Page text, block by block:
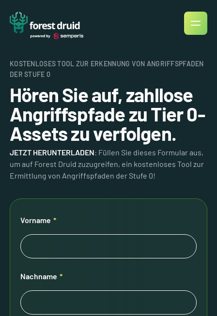
KOSTENLOSES TOOL ZUR ERKENNUNG VON ANGRIFFSPFADEN
DER STUFE 0
Hören Sie auf, zahllose
Angriffspfade zu Tier 0-
Assets zu verfolgen.
JETZT HERUNTERLADEN: Füllen Sie dieses Formular aus,
um auf Forest Druid zuzugreifen, ein kostenloses Tool zur
Ermittlung von Angriffspfaden der Stufe 0!
*
Vorname
*
Nachname